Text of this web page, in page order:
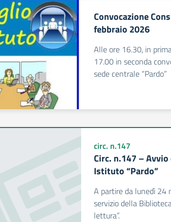
Convocazione
febbraio 2026
Alle ore 16.30, in
17.00 in seconda
sede centrale “Pardo”
circ. n.147
Circ. n.147 –
Istituto “Pardo”
A partire da lunedì 24
servizio della
lettura”.